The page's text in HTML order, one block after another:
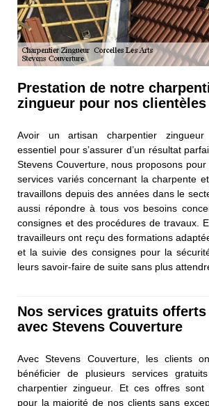
Prestation de notre
zingueur pour nos clientèles
Avoir un artisan charpentier zingueur
essentiel pour s’assurer d’un résultat
Stevens Couverture, nous proposons
services variés concernant la charpente
travaillons depuis des années dans le
aussi répondre à tous vos besoins
consignes et des procédures de travaux.
travailleurs ont reçu des formations
et la suivie des consignes pour la
leurs savoir-faire de suite sans plus
Nos services gratuits
avec Stevens Couverture
Avec Stevens Couverture, les clients
bénéficier de plusieurs services
charpentier zingueur. Et ces offres sont
pour la majorité de nos clients sans